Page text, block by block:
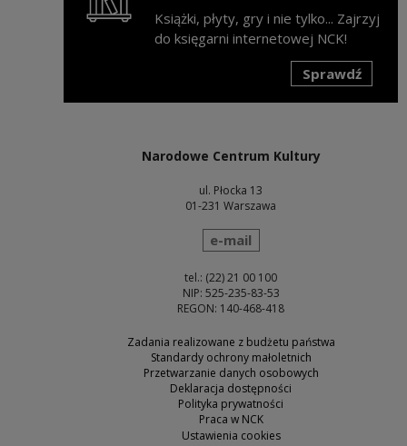
Książki, płyty, gry i nie tylko... Zajrzyj
do księgarni internetowej NCK!
Sprawdź
Narodowe Centrum Kultury
ul. Płocka 13
01-231 Warszawa
wyślij wiadomość
e-mail
tel.: (22) 21 00 100
NIP: 525-235-83-53
REGON: 140-468-418
Zadania realizowane z budżetu państwa
Standardy ochrony małoletnich
Przetwarzanie danych osobowych
Deklaracja dostępności
Polityka prywatności
Praca w NCK
Ustawienia cookies